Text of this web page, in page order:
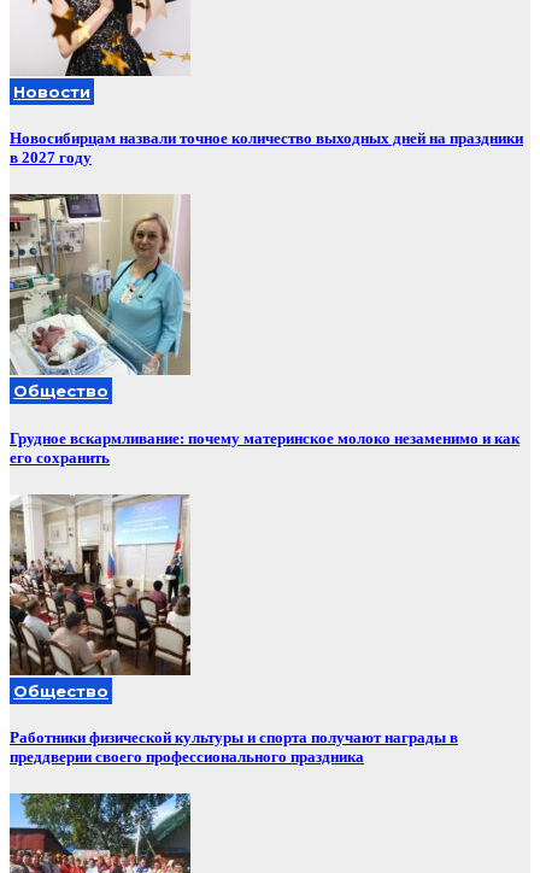
Новости
Новосибирцам назвали точное количество выходных дней на праздники
в 2027 году
Общество
Грудное вскармливание: почему материнское молоко незаменимо и как
его сохранить
Общество
Работники физической культуры и спорта получают награды в
преддверии своего профессионального праздника